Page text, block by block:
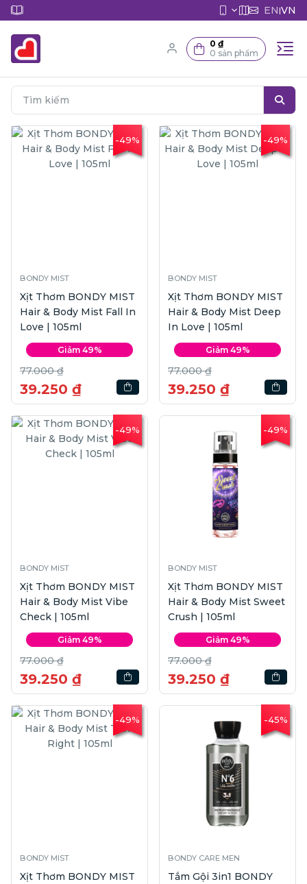
EN|VN
0 ₫
0 sản phẩm
-49%
BONDY MIST
Xịt Thơm BONDY MIST
Hair & Body Mist Fall In
Love | 105ml
Giảm 49%
77.000 ₫
39.250 ₫
-49%
BONDY MIST
Xịt Thơm BONDY MIST
Hair & Body Mist Deep
In Love | 105ml
Giảm 49%
77.000 ₫
39.250 ₫
-49%
BONDY MIST
Xịt Thơm BONDY MIST
Hair & Body Mist Vibe
Check | 105ml
Giảm 49%
77.000 ₫
39.250 ₫
-49%
BONDY MIST
Xịt Thơm BONDY MIST
Hair & Body Mist Sweet
Crush | 105ml
Giảm 49%
77.000 ₫
39.250 ₫
-49%
BONDY MIST
Xịt Thơm BONDY MIST
-45%
BONDY CARE MEN
Tắm Gội 3in1 BONDY